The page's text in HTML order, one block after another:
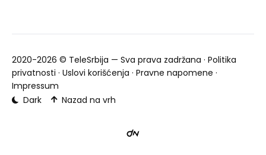
2020-2026 © TeleSrbija — Sva prava zadržana · Politika
privatnosti · Uslovi korišćenja · Pravne napomene ·
Impressum
Dark
Nazad na vrh